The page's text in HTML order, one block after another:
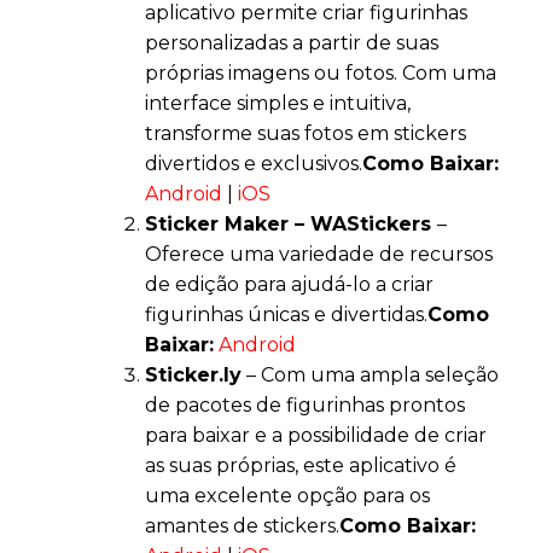
aplicativo permite criar figurinhas
personalizadas a partir de suas
próprias imagens ou fotos. Com uma
interface simples e intuitiva,
transforme suas fotos em stickers
divertidos e exclusivos.Como Baixar:
Android
iOS
Sticker Maker – WAStickers –
Oferece uma variedade de recursos
de edição para ajudá-lo a criar
figurinhas únicas e divertidas.Como
Baixar: Android
Sticker.ly – Com uma ampla seleção
de pacotes de figurinhas prontos
para baixar e a possibilidade de criar
as suas próprias, este aplicativo é
uma excelente opção para os
amantes de stickers.Como Baixar: